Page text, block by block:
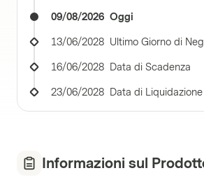
09/08/2026 Oggi
13/06/2028 Ultimo Giorno di
16/06/2028 Data di Scadenza
23/06/2028 Data di Liquidazione
Informazioni sul